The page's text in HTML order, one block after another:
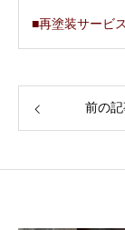
■再塗装サービ
前の